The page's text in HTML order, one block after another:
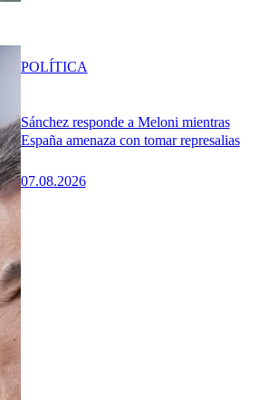
Sánchez responde a Meloni mientras
España amenaza con tomar represalias
07.08.2026
POLÍTICA